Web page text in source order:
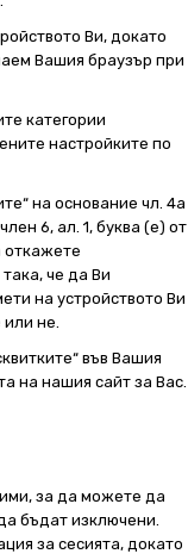
Ви, докато
Вашия браузър при
категории
настройките по
на основание чл. 4а
6, ал. 1, буква (е) от
откажете
че да Ви
на устройството Ви
не.
във Вашия
на нашия сайт за Вас.
за да можете да
бъдат изключени.
за сесията, докато